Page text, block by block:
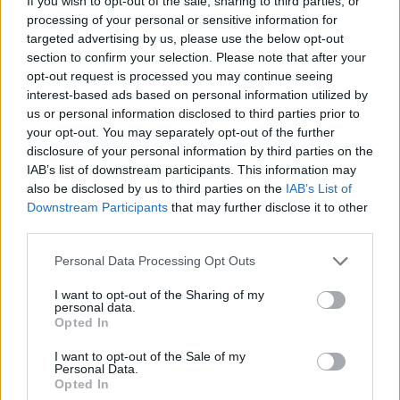
processing of your personal or sensitive information for
targeted advertising by us, please use the below opt-out
section to confirm your selection. Please note that after your
opt-out request is processed you may continue seeing
interest-based ads based on personal information utilized by
us or personal information disclosed to third parties prior to
your opt-out. You may separately opt-out of the further
disclosure of your personal information by third parties on the
IAB’s list of downstream participants. This information may
also be disclosed by us to third parties on the IAB’s List of
Downstream Participants that may further disclose it to other
Please note that this website/app uses one or more Google
not limited to your visit or usage behaviour. You may click to
grant or deny consent to Google and its third-party tags to
use your data for below specified purposes in below Google
consent section.
Personal Data Processing Opt Outs
I want to opt-out of the Sharing of my
personal data.
Opted In
I want to opt-out of the Sale of my
Personal Data.
Opted In
Απλά χρησιμοποιήστε τον εκπτωτικό
κωδικόLOVEISINTHEAIR κατά τη διάρκεια της
κράτησης.
Κάντε κράτηση έως05/02/2022
Πτήσεις μεταξύ07/02/2022 – 20/02/2022